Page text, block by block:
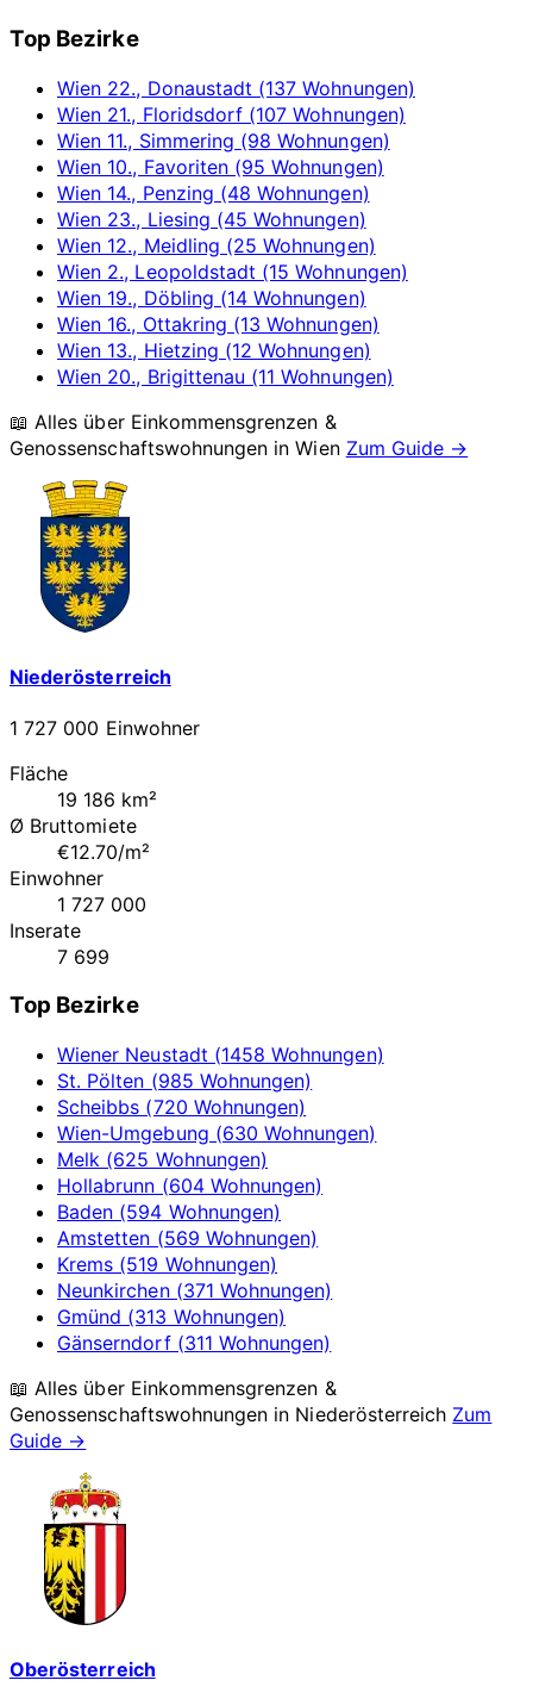
Top Bezirke
Wien 22., Donaustadt (137 Wohnungen)
Wien 21., Floridsdorf (107 Wohnungen)
Wien 11., Simmering (98 Wohnungen)
Wien 10., Favoriten (95 Wohnungen)
Wien 14., Penzing (48 Wohnungen)
Wien 23., Liesing (45 Wohnungen)
Wien 12., Meidling (25 Wohnungen)
Wien 2., Leopoldstadt (15 Wohnungen)
Wien 19., Döbling (14 Wohnungen)
Wien 16., Ottakring (13 Wohnungen)
Wien 13., Hietzing (12 Wohnungen)
Wien 20., Brigittenau (11 Wohnungen)
📖 Alles über Einkommensgrenzen &
Genossenschaftswohnungen inWien Zum Guide →
Niederösterreich
1 727 000 Einwohner
Fläche
19 186 km²
Ø Bruttomiete
€12.70/m²
Einwohner
1 727 000
Inserate
7 699
Top Bezirke
Wiener Neustadt (1458 Wohnungen)
St. Pölten (985 Wohnungen)
Scheibbs (720 Wohnungen)
Wien-Umgebung (630 Wohnungen)
Melk (625 Wohnungen)
Hollabrunn (604 Wohnungen)
Baden (594 Wohnungen)
Amstetten (569 Wohnungen)
Krems (519 Wohnungen)
Neunkirchen (371 Wohnungen)
Gmünd (313 Wohnungen)
Gänserndorf (311 Wohnungen)
📖 Alles über Einkommensgrenzen &
Genossenschaftswohnungen in Niederösterreich Zum
Guide →
Oberösterreich